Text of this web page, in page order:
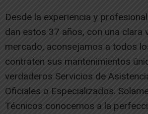
Desde la experiencia y
dan estos 37 años, con una clara
mercado, aconsejamos a todos
contraten sus mantenimientos
verdaderos Servicios de
Oficiales o Especializados.
Técnicos conocemos a la